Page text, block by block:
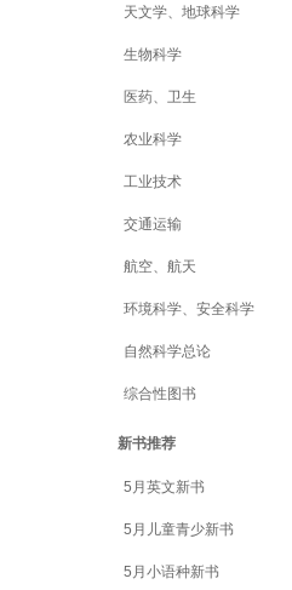
天文学、地球科学
生物科学
医药、卫生
农业科学
工业技术
交通运输
航空、航天
环境科学、安全科学
自然科学总论
综合性图书
新书推荐
5月英文新书
5月儿童青少新书
5月小语种新书